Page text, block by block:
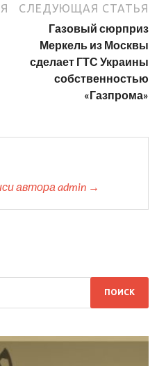
СЛЕДУЮЩАЯ СТАТЬЯ
Газовый сюрприз
Меркель из Москвы
сделает ГТС Украины
собственностью
«Газпрома»
автора admin →